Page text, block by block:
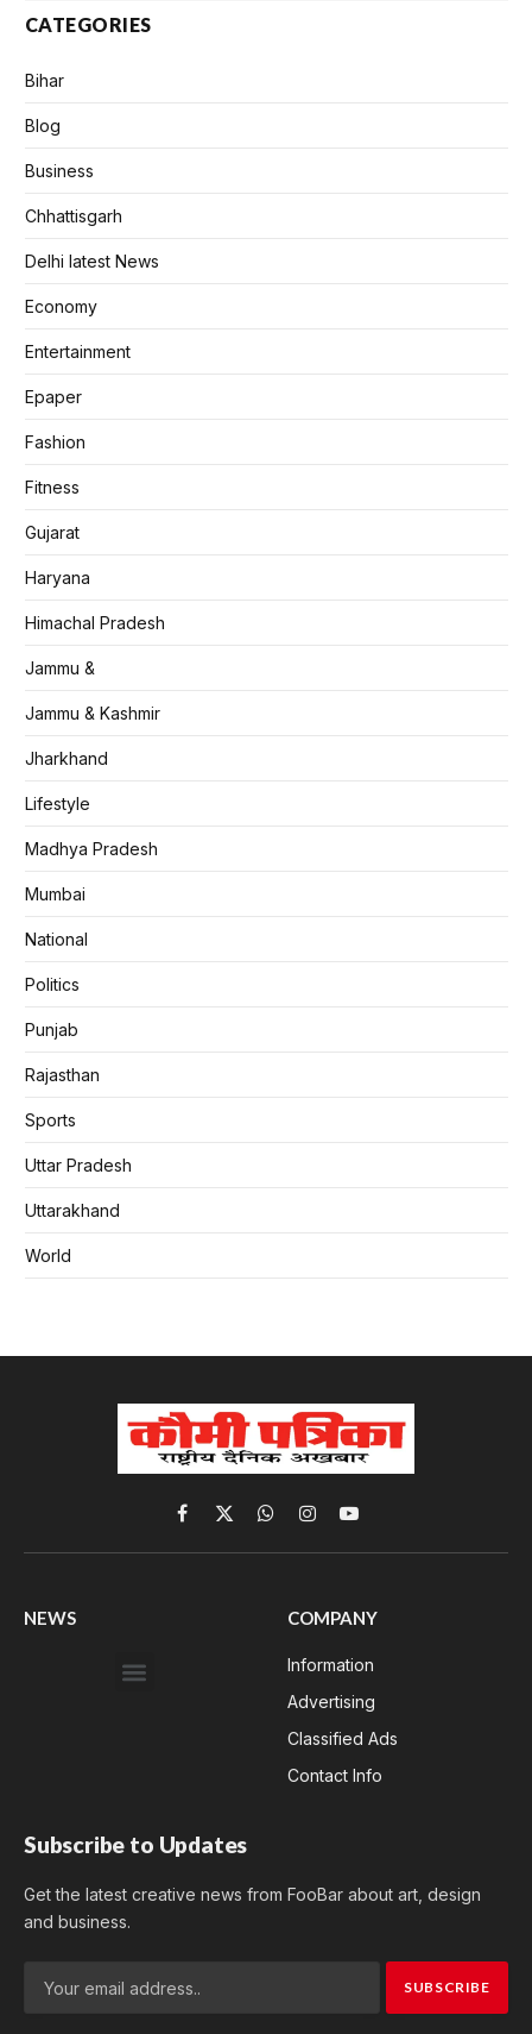
CATEGORIES
Bihar
Blog
Business
Chhattisgarh
Delhi latest News
Economy
Entertainment
Epaper
Fashion
Fitness
Gujarat
Haryana
Himachal Pradesh
Jammu &
Jammu & Kashmir
Jharkhand
Lifestyle
Madhya Pradesh
Mumbai
National
Politics
Punjab
Rajasthan
Sports
Uttar Pradesh
Uttarakhand
World
Facebook
X
(Twitter)
WhatsApp
InstagramYouTube
NEWS COMPANY
Information
Advertising
Classified Ads
Contact Info
Subscribe to Updates
Get the latest creative news from FooBar about art, design
and business.